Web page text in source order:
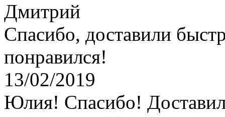
Дмитрий
Спасибо, доставили
понравился!
13/02/2019
Юлия! Спасибо!